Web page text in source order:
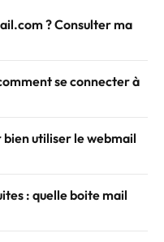
? Consulter ma
se connecter à
bien utiliser le webmail
: quelle boite mail